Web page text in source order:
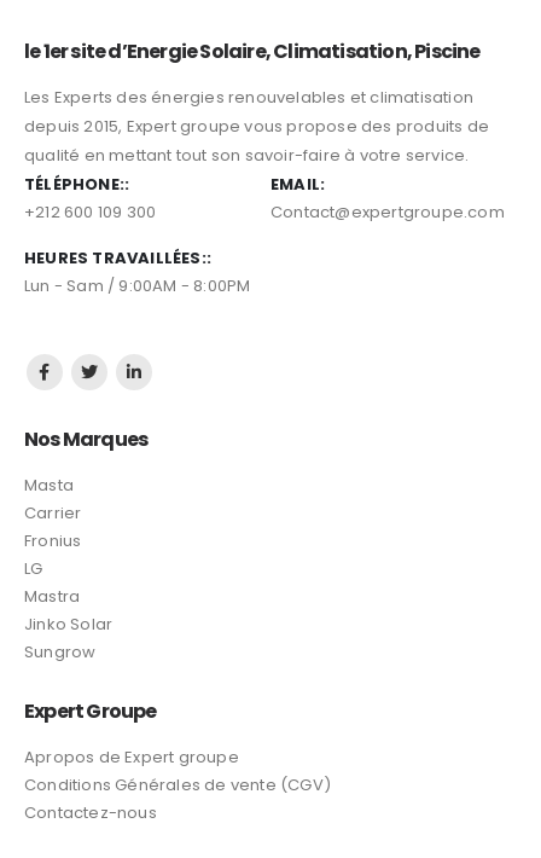
le 1er site d’Energie Solaire, Climatisation, Piscine
Les Experts des énergies renouvelables et climatisation
depuis 2015, Expert groupe vous propose des produits de
qualité en mettant tout son savoir-faire à votre service.
TÉLÉPHONE::
+212 600 109 300
EMAIL:
Contact@expertgroupe.com
HEURES TRAVAILLÉES::
Lun - Sam / 9:00AM - 8:00PM
Nos Marques
Masta
Carrier
Fronius
LG
Mastra
Jinko Solar
Sungrow
Expert Groupe
Apropos de Expert groupe
Conditions Générales de vente (CGV)
Contactez-nous